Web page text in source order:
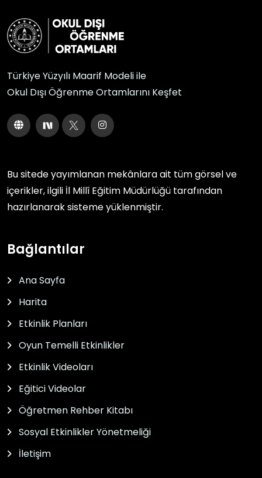
Türkiye Yüzyılı Maarif Modeli ile
Okul Dışı Öğrenme Ortamlarını Keşfet
Bu sitede yayımlanan mekânlara ait tüm görsel ve
içerikler, ilgili İl Millî Eğitim Müdürlüğü tarafından
hazırlanarak sisteme yüklenmiştir.
Bağlantılar
Ana Sayfa
Harita
Etkinlik Planları
Oyun Temelli Etkinlikler
Etkinlik Videoları
Eğitici Videolar
Öğretmen Rehber Kitabı
Sosyal Etkinlikler Yönetmeliği
İletişim